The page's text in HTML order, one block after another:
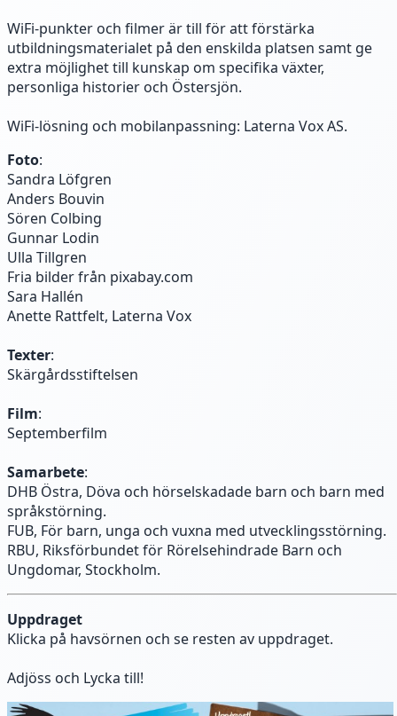
WiFi-punkter och filmer är till för att förstärka
utbildningsmaterialet på den enskilda platsen samt ge
extra möjlighet till kunskap om specifika växter,
personliga historier och Östersjön.
WiFi-lösning och mobilanpassning: Laterna Vox AS.
Foto:
Sandra Löfgren
Anders Bouvin
Sören Colbing
Gunnar Lodin
Ulla Tillgren
Fria bilder från pixabay.com
Sara Hallén
Anette Rattfelt, Laterna Vox
Texter:
Skärgårdsstiftelsen
Film:
Septemberfilm
Samarbete:
DHB Östra, Döva och hörselskadade barn och barn med
språkstörning.
FUB, För barn, unga och vuxna med utvecklingsstörning.
RBU, Riksförbundet för Rörelsehindrade Barn och
Ungdomar, Stockholm.
Uppdraget
Klicka på havsörnen och se resten av uppdraget.
Adjöss och Lycka till!